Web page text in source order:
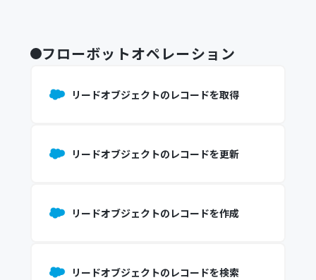
フローボットオペレーション
リードオブジェクトのレコードを取得
リードオブジェクトのレコードを更新
リードオブジェクトのレコードを作成
リードオブジェクトのレコードを検索